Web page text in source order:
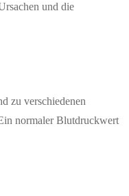
und die
zu verschiedenen
normaler Blutdruckwert